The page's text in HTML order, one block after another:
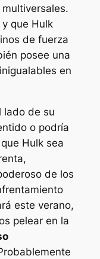
que Hulk
de fuerza
posee una
en
lado de su
o podría
Hulk sea
de los
este verano,
pelear en la